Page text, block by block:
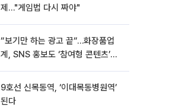
제…"게임법 다시 짜야"
“보기만 하는 광고 끝“…화장품업
계, SNS 홍보도 ‘참여형 콘텐츠’로
9호선 신목동역, ‘이대목동병원역’
된다